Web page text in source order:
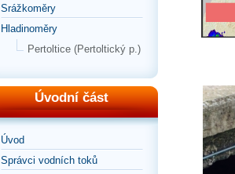
Srážkoměry
Hladinoměry
Pertoltice (Pertoltický p.)
Úvodní část
Úvod
Správci vodních toků